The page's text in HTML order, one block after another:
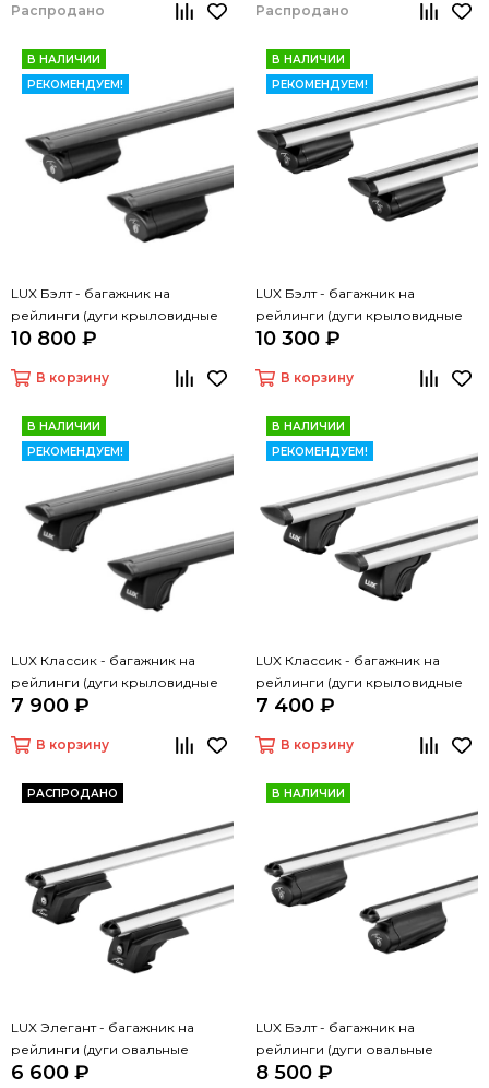
Распродано Распродано
В НАЛИЧИИ
РЕКОМЕНДУЕМ!
LUX Бэлт - багажник на
рейлинги (дуги крыловидные
черные, 1,3м)
10 800 ₽
В корзину
В НАЛИЧИИ
РЕКОМЕНДУЕМ!
LUX Бэлт - багажник на
рейлинги (дуги крыловидные
серые, 1,3м)
10 300 ₽
В корзину
В НАЛИЧИИ
РЕКОМЕНДУЕМ!
LUX Классик - багажник на
рейлинги (дуги крыловидные
черные, 1,3м)
7 900 ₽
В корзину
В НАЛИЧИИ
РЕКОМЕНДУЕМ!
LUX Классик - багажник на
рейлинги (дуги крыловидные
серые, 1,3м)
7 400 ₽
В корзину
РАСПРОДАНО
LUX Элегант - багажник на
рейлинги (дуги овальные
серые, 1,3м)
6 600 ₽
В НАЛИЧИИ
LUX Бэлт - багажник на
рейлинги (дуги овальные
серые, 1,3м)
8 500 ₽